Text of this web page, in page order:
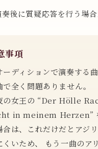
後に質疑応答を行う場合
事項
ディションで演奏する
で全く問題ありません。
女王の “Der Hölle
in meinem Herzen”
合は、これだけだとアジ
くいため、 もう一曲のア